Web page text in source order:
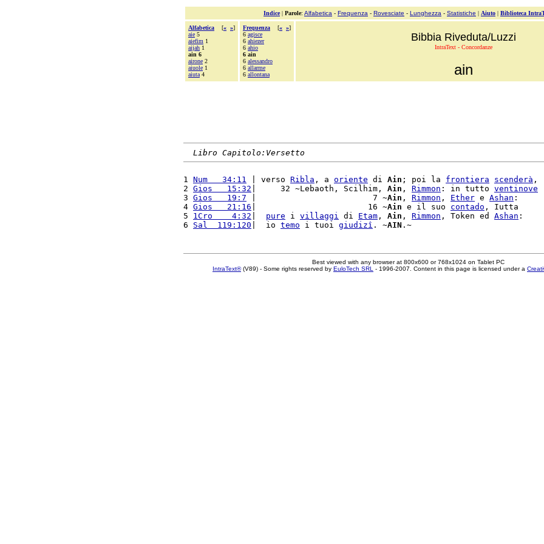
Indice| Parole: Alfabetica - Frequenza - Rovesciate - Lunghezza - Statistiche | Aiuto | Biblioteca
Alfabetica [« »]
aie 5
aiefim 1
aijah 1
ain 6
airone 2
aiuole 1
aiuta 4
Frequenza [« »]
6 agisce
6 ahiezer
6 ahio
6 ain
6 alessandro
6 allarme
6 allontana
Bibbia Riveduta/Luzzi
IntraText - Concordanze
ain
Libro Capitolo:Versetto
1 Num   34:11 | verso Ribla , a oriente di Ain ; poi la frontiera scenderà ,
2 Gios   15:32 |     32 ~Lebaoth, Scilhim, Ain , Rimmon : in tutto ventinove
3 Gios   19:7 |                        7 ~Ain , Rimmon , Ether e Ashan :
4 Gios   21:16 |                       16 ~Ain e il suo contado , Iutta
5 1Cro    4:32 pure i villaggi di Etam , Ain , Rimmon , Token ed Ashan :
6 Sal  119:120 |  io temo i tuoi giudizî . ~AIN
Best viewed with any browser at 800x600 or 768x1024 on Tablet PC
IntraText®(V89) - Some rights reserved by EuloTech SRL - 1996-2007. Content in this page is licensed under a